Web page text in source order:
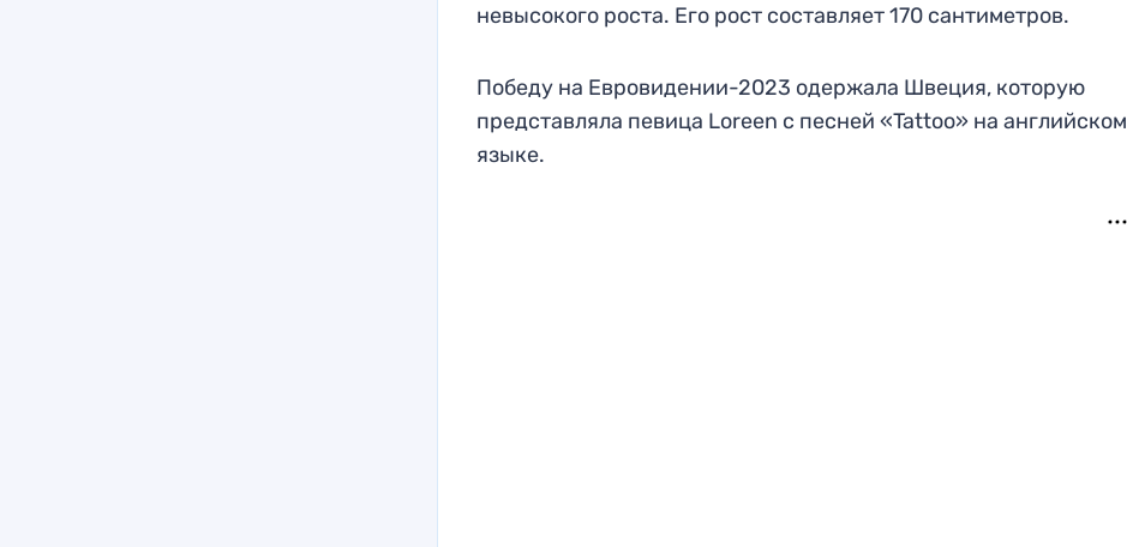
невысокого роста. Его рост составляет 170 сантиметров.
Победу на Евровидении-2023 одержала Швеция, которую
представляла певица Loreen с песней «Tattoo» на английском
языке.